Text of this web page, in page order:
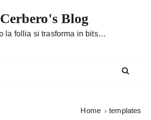
Blog
la follia si trasforma in bits…
Home templates